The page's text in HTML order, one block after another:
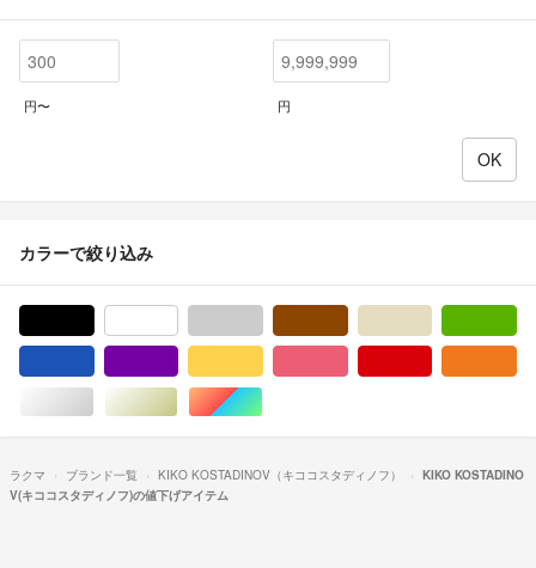
円〜 円
カラーで絞り込み
シルバー/銀色系ゴールド/金色系マルチカラー
ラクマ ブランド一覧 KIKO KOSTADINOV（キココスタディノフ）
KIKO KOSTADINO
V(キココスタディノフ)の値下げアイテム